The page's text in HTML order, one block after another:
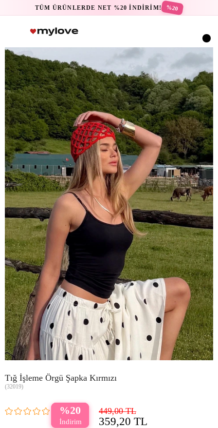
TÜM ÜRÜNLERDE NET %20 İNDİRİM! %20
Tığ İşleme Örgü Şapka Kırmızı
(32019)
20 449,00 TL
359,20 TL